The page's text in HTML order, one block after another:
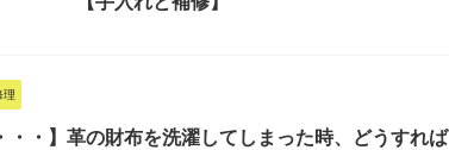
理
・・】革の財布を洗濯してしまった時、どうすれば